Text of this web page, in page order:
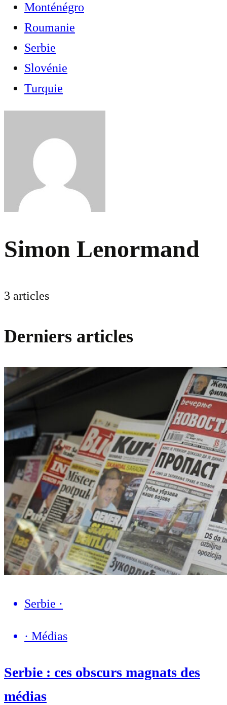
Monténégro
Roumanie
Serbie
Slovénie
Turquie
Simon Lenormand
3 articles
Derniers articles
Serbie ·
· Médias
Serbie : ces obscurs magnats des
médias